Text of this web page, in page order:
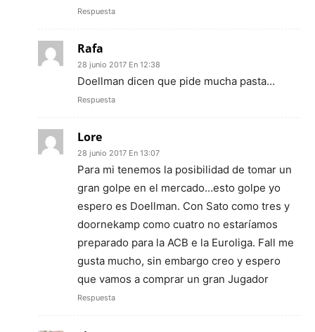
Respuesta
Rafa
28 junio 2017 En 12:38
Doellman dicen que pide mucha pasta…
Respuesta
Lore
28 junio 2017 En 13:07
Para mi tenemos la posibilidad de tomar un
gran golpe en el mercado…esto golpe yo
espero es Doellman. Con Sato como tres y
doornekamp como cuatro no estaríamos
preparado para la ACB e la Euroliga. Fall me
gusta mucho, sin embargo creo y espero
que vamos a comprar un gran Jugador
Respuesta